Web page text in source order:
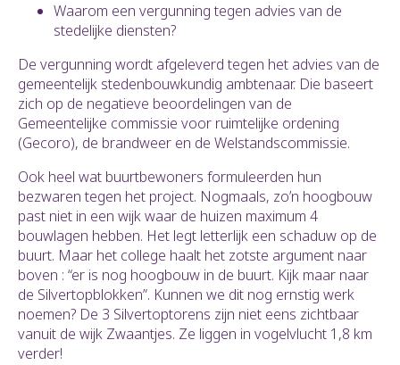
Waarom een vergunning tegen advies van de
stedelijke diensten?
De vergunning wordt afgeleverd tegen het advies van de
gemeentelijk stedenbouwkundig ambtenaar. Die baseert
zich op de negatieve beoordelingen van de
Gemeentelijke commissie voor ruimtelijke ordening
(Gecoro), de brandweer en de Welstandscommissie.
Ook heel wat buurtbewoners formuleerden hun
bezwaren tegen het project. Nogmaals, zo’n hoogbouw
past niet in een wijk waar de huizen maximum 4
bouwlagen hebben. Het legt letterlijk een schaduw op de
buurt. Maar het college haalt het zotste argument naar
boven : “er is nog hoogbouw in de buurt. Kijk maar naar
de Silvertopblokken”. Kunnen we dit nog ernstig werk
noemen? De 3 Silvertoptorens zijn niet eens zichtbaar
vanuit de wijk Zwaantjes. Ze liggen in vogelvlucht 1,8 km
verder!